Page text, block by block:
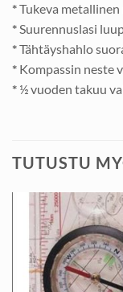
*Tukeva metallinen
*Suurennuslasi
*Tähtäyshahlo
* Kompassin neste
* ½ vuoden takuu
TUTUSTU